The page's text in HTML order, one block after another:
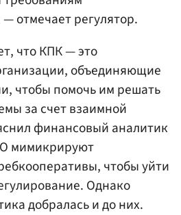
— отмечает регулятор.
что КПК — это
объединяющие
чтобы помочь им решать
за счет взаимной
финансовый аналитик
мимикрируют
чтобы уйти
Однако
добралась и до них.